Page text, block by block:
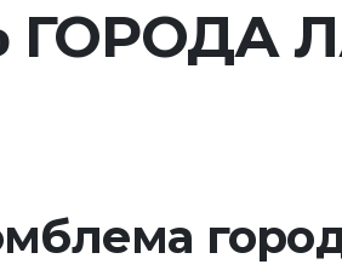
ГОРОДА